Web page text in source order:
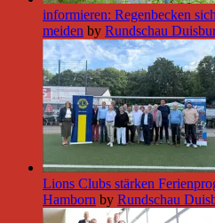
informieren: Regenbecken
meiden by Rundschau
Lions Clubs stärken
Hamborn by Rundschau